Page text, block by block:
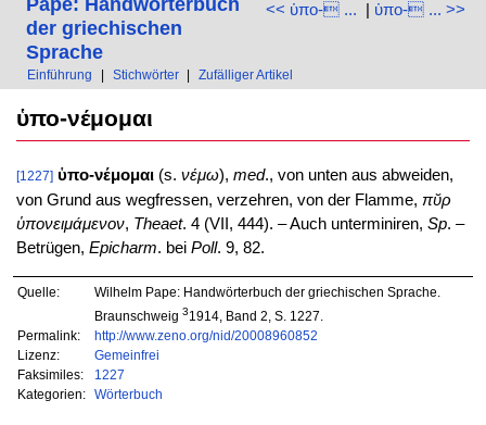
<< ὑπο- ... | ὑπο- ... >>
der griechischen
Sprache
Einführung Stichwörter Zufälliger Artikel
ὑπο-νέμομαι
[1227] ὑπο-νέμομαι(s. νέμω), med., von unten aus abweiden,
von Grund aus wegfressen, verzehren, von der Flamme, πῠρ
ὑπονειμάμενον, Theaet. 4 (VII, 444). – Auch unterminiren, Sp. –
Betrügen, Epicharm. beiPoll. 9, 82.
Quelle:
Wilhelm Pape: Handwörterbuch der griechischen Sprache.
Braunschweig 31914, Band 2, S. 1227.
Permalink:
http://www.zeno.org/nid/20008960852
Lizenz:
Gemeinfrei
Faksimiles:
1227
Kategorien:
Wörterbuch